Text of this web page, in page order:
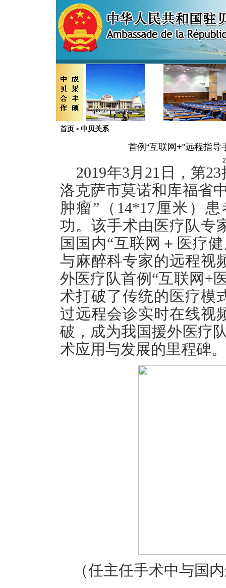
首页 > 中贝关系
首例“互联网+”远程指
2019年3月21日，第
洛克萨市莫诺和库福省
肿瘤”（14*17厘米）
功。该手术由医疗队专
国国内“互联网＋医疗
与麻醉科专家的远程视
外医疗队首例“互联网+
术打破了传统的医疗模
过远程会诊实时在线视
破，成为我国援外医疗
术应用与发展的里程碑。
（任主任手术中与国